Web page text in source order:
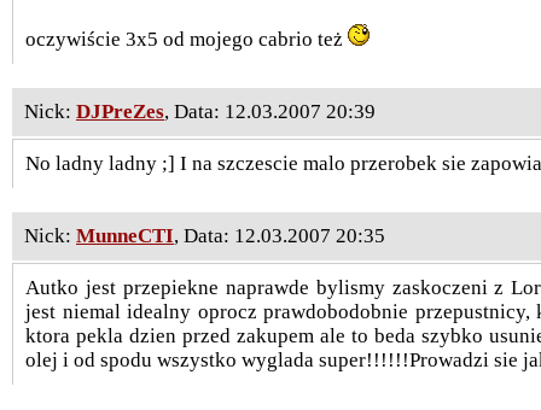
oczywiście 3x5 od mojego cabrio też
Nick: DJPreZes, Data: 12.03.2007 20:39
No ladny ladny ;] I na szczescie malo przerobek sie
Nick: MunneCTI, Data: 12.03.2007 20:35
Autko jest przepiekne naprawde bylismy zaskoczeni z
jest niemal idealny oprocz prawdobodobnie
ktora pekla dzien przed zakupem ale to beda szybko
olej i od spodu wszystko wyglada super!!!!!!Prowadzi sie